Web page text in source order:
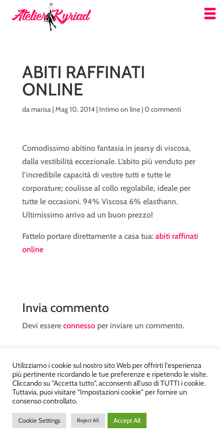
ABITI RAFFINATI
ONLINE
damarisa|Mag 10, 2014| Intimo on line|0 commenti
Comodissimo abitino fantasia in jearsy di viscosa,
dalla vestibilità eccezionale. L’abito più venduto per
l’incredibile capacità di vestire tutti e tutte le
corporature; coulisse al collo regolabile, ideale per
tutte le occasioni. 94% Viscosa 6% elasthann.
Ultimissimo arrivo ad un buon prezzo!
Fattelo portare direttamente a casa tua: abiti raffinati
online
Invia commento
Devi essere connessoper inviare un commento.
Atelier Kyriad da Mary – via Carducci, 12 – Chiavenna –
realizzato da
DiegoGiuriani.com
Utilizziamo i cookie sul nostro sito Web per offrirti l'esperienza
più pertinente ricordando le tue preferenze e ripetendo le visite.
Cliccando su "Accetta tutto", acconsenti all'uso di TUTTI i cookie.
Tuttavia, puoi visitare "Impostazioni cookie" per fornire un
consenso controllato.
Cookie Settings Reject All Accept All